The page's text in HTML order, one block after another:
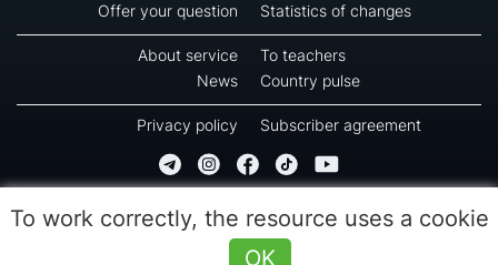
Offer your question Statistics of changes
About service
To teachers
News
Country pulse
Privacy policy Subscriber agreement
All rights reserved. No part of information from this page can be copied, reprinted or
used for reproduction, transmission to other devices. The last reload time 09:55
To work correctly, the resource uses a cookie
OK